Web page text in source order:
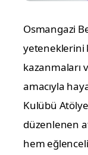
Osmangazi
yeteneklerini
kazanmaları
amacıyla
Kulübü
düzenlenen
hem